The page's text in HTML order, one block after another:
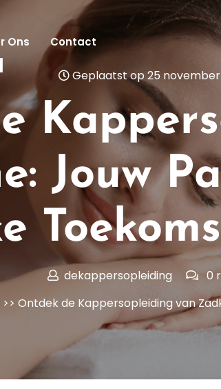
Ons Contact
Geplaatst op 25
Jouw
dekappersopleiding
0
>> Ontdek de Kappersopleiding van